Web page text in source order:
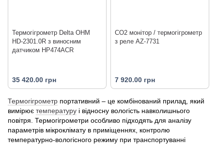
Термогігрометр Delta OHM
HD-2301.0R з виносним
датчиком HP474ACR
35 420.00 грн
CO2 монітор / термогігрометр
з реле AZ-7731
7 920.00 грн
Термогігрометр портативний – це комбінований прилад, який
вимірює температуру і відносну вологість навколишнього
повітря. Термогігрометри особливо підходять для аналізу
параметрів мікроклімату в приміщеннях, контролю
температурно-вологісного режиму при транспортуванні